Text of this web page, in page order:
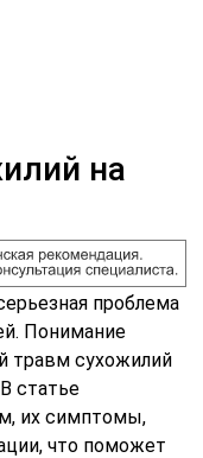
на
проблема
Понимание
травм сухожилий
статье
их симптомы,
что поможет